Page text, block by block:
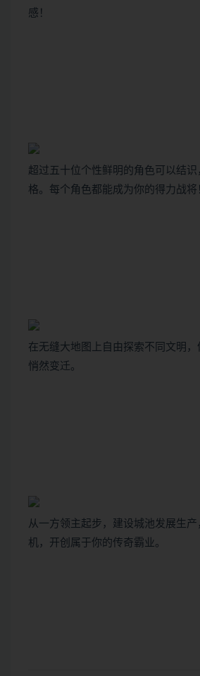
感！
超过五十位个性鲜明的角色可以结
格。每个角色都能成为你的得力战将
在无缝大地图上自由探索不同文明
悄然变迁。
从一方领主起步，建设城池发展生
机，开创属于你的传奇霸业。